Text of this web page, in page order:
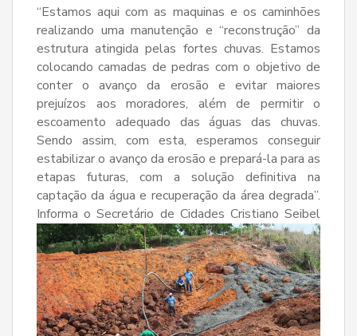
“Estamos aqui com as maquinas e os caminhões
realizando uma manutenção e “reconstrução” da
estrutura atingida pelas fortes chuvas. Estamos
colocando camadas de pedras com o objetivo de
conter o avanço da erosão e evitar maiores
prejuízos aos moradores, além de permitir o
escoamento adequado das águas das chuvas.
Sendo assim, com esta, esperamos conseguir
estabilizar o avanço da erosão e prepará-la para as
etapas futuras, com a solução definitiva na
captação da água e recuperação da área degrada”.
Informa o Secretário de Cidades Cristiano Seibel